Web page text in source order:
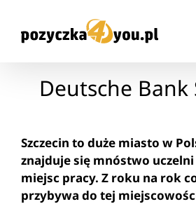
zawartości
Deutsche Bank
Szczecin to duże miasto w
znajduje się mnóstwo uczelni
miejsc pracy. Z roku na rok
przybywa do tej